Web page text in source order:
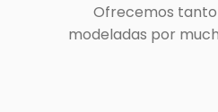
Ofrecemos tanto
modeladas por